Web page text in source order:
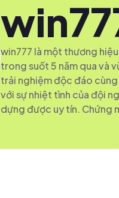
win777 là một thương
trong suốt 5 năm qua và
trải nghiệm độc đáo
với sự nhiệt tình của đội
dựng được uy tín. Chứng